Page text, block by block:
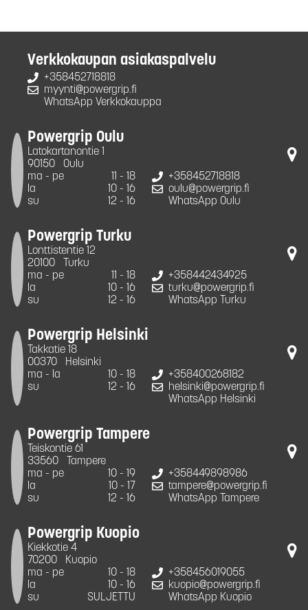
Verkkokaupan asiakaspalvelu
+358452718818
myynti@powergrip.fi
WhatsApp Verkkokauppa
Powergrip Oulu
Latokartanontie 1
90150
Oulu
ma - pe
11 - 18
la
10 - 16
su
12 - 16
+358452718818
oulu@powergrip.fi
WhatsApp Oulu
Powergrip Turku
Lonttistentie 12
20100
Turku
ma - pe
11 - 18
la
10 - 16
su
12 - 16
+358442434925
turku@powergrip.fi
WhatsApp Turku
Powergrip Helsinki
Takkatie 18
00370
Helsinki
ma - la
10 - 18
su
12 - 16
+358400268182
helsinki@powergrip.fi
WhatsApp Helsinki
Powergrip Tampere
Teiskontie 61
33560
Tampere
ma - pe
10 - 19
la
10 - 17
su
12 - 16
+358449898986
tampere@powergrip.fi
WhatsApp Tampere
Powergrip Kuopio
Kiekkotie 4
70200
Kuopio
ma - pe
10 - 18
la
10 - 16
su
SULJETTU
+358456019055
kuopio@powergrip.fi
WhatsApp Kuopio